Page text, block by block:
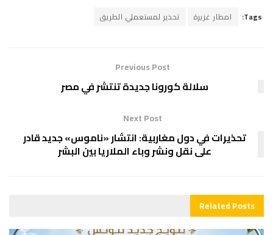
Tags: امطار غزيرة تحذير لمستعملي الطريق
Previous Post
سلالة كورونا جديدة تنتشر في مصر
Next Post
تحذيرات في دول مغاربية: انتشار «ناموس» جديد قادر
على نقل ونشر وباء الملاريا بين البشر
RelatedPosts